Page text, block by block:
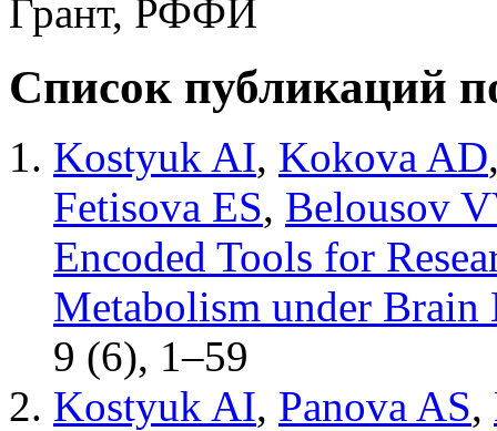
Грант, РФФИ
Список публикаций
Kostyuk AI, Kokova AD
Fetisova ES, Belousov
Encoded Tools for
Metabolism under Brain
9 (6), 1–59
Kostyuk AI, Panova AS,